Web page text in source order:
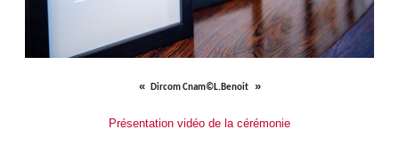
Dircom Cnam©L.Benoit
Présentation vidéo de la cérémonie